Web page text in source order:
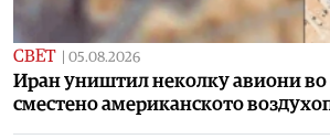
СВЕТ 05.08.2026
Иран уништил неколку авиони во
сместено американското